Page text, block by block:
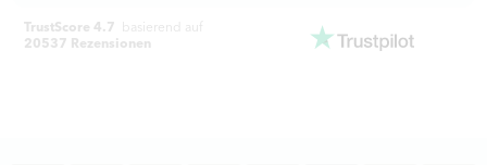
TrustScore 4.7 basierend auf
20537 Rezensionen